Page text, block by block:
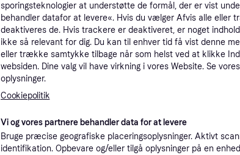
Specifikationer
sporingsteknologier at understøtte de formål, der er vist
behandler datafor at levere«. Hvis du vælger Afvis alle eller
deaktiveres de. Hvis trackere er deaktiveret, er noget
ikke så relevant for dig. Du kan til enhver tid få vist denne
eller trække samtykke tilbage når som helst ved at klikke
websiden. Dine valg vil have virkning i vores Website. Se
oplysninger.
Cookiepolitik
Vi og vores partnere behandler data for at levere
Bruge præcise geografiske placeringsoplysninger. Aktivt
identifikation. Opbevare og/eller tilgå oplysninger på en